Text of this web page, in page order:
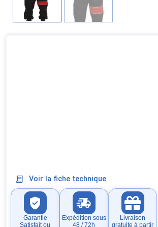
Voir la fiche technique
Garantie
Satisfait ou
Expédition sous
48 / 72h
Livraison
gratuite à partir